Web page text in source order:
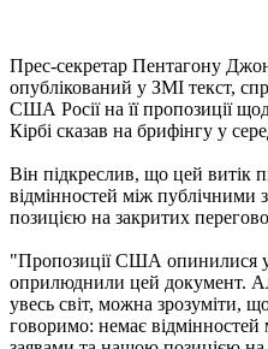
Прес-секретар Пентагону
опублікований у ЗМІ текст,
США Росії на її пропозиції
Кірбі сказав на брифінгу у
Він підкреслив, що цей витік
відмінностей між
позицією на закритих
"Пропозиції США опинилися
оприлюднили цей документ.
увесь світ, можна зрозуміти,
говоримо: немає